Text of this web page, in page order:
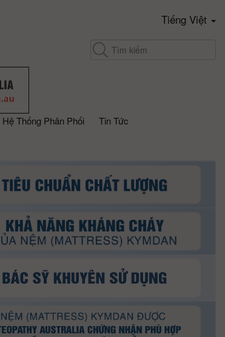
Tiếng Việt
Hệ Thống Phân Phối
Tin Tức